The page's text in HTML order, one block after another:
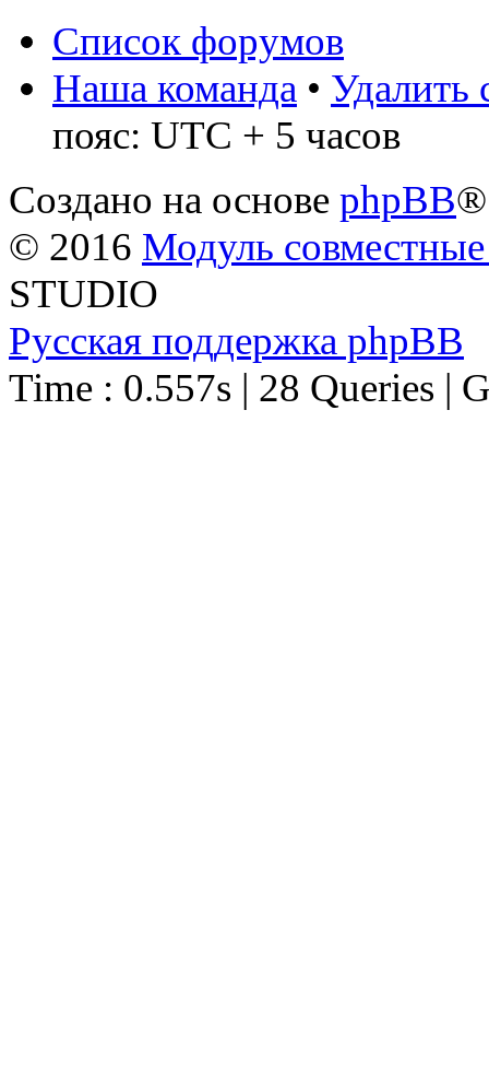
Список форумов
Наша команда • Удалить
пояс: UTC + 5 часов
Создано на основе phpBB®
© 2016 Модуль
STUDIO
Русская поддержка phpBB
Time : 0.557s | 28 Queries |